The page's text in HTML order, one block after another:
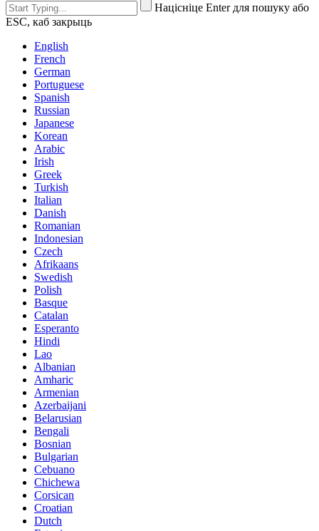
Націсніце Enter для пошуку або
ESC, каб закрыць
English
French
German
Portuguese
Spanish
Russian
Japanese
Korean
Arabic
Irish
Greek
Turkish
Italian
Danish
Romanian
Indonesian
Czech
Afrikaans
Swedish
Polish
Basque
Catalan
Esperanto
Hindi
Lao
Albanian
Amharic
Armenian
Azerbaijani
Belarusian
Bengali
Bosnian
Bulgarian
Cebuano
Chichewa
Corsican
Croatian
Dutch